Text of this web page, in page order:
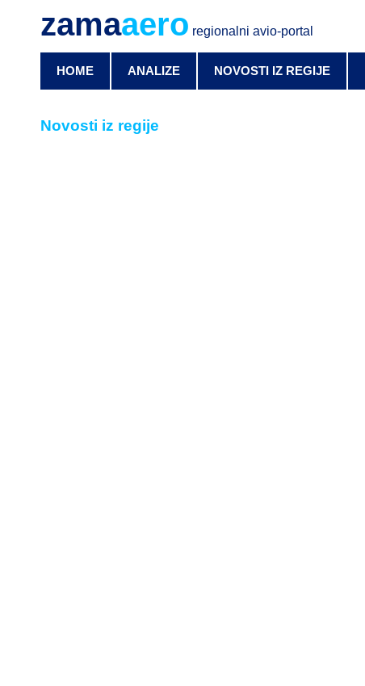
zamaaero regionalni avio-portal
HOME ANALIZE NOVOSTI IZ REGIJE
Novosti iz regije